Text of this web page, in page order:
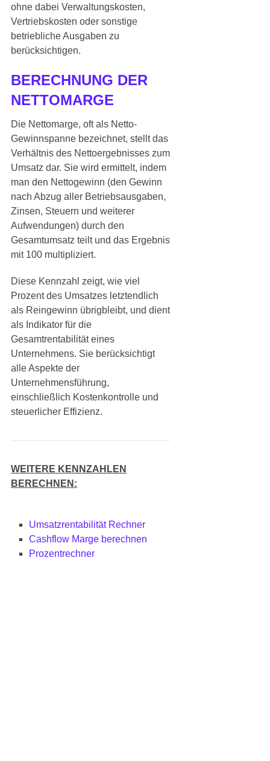
ohne dabei Verwaltungskosten,
Vertriebskosten oder sonstige
betriebliche Ausgaben zu
berücksichtigen.
BERECHNUNG DER
NETTOMARGE
Die Nettomarge, oft als Netto-
Gewinnspanne bezeichnet, stellt das
Verhältnis des Nettoergebnisses zum
Umsatz dar. Sie wird ermittelt, indem
man den Nettogewinn (den Gewinn
nach Abzug aller Betriebsausgaben,
Zinsen, Steuern und weiterer
Aufwendungen) durch den
Gesamtumsatz teilt und das Ergebnis
mit 100 multipliziert.
Diese Kennzahl zeigt, wie viel
Prozent des Umsatzes letztendlich
als Reingewinn übrigbleibt, und dient
als Indikator für die
Gesamtrentabilität eines
Unternehmens. Sie berücksichtigt
alle Aspekte der
Unternehmensführung,
einschließlich Kostenkontrolle und
steuerlicher Effizienz.
WEITERE KENNZAHLEN
BERECHNEN:
Umsatzrentabilität Rechner
Cashflow Marge berechnen
Prozentrechner